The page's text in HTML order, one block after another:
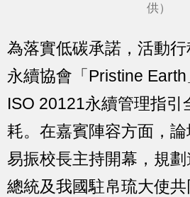
供）
為落實低碳承諾，活動
永續協會「Pristine
ISO 20121永續管理指引
耗。在嘉賓陣容方面，
易振校長主持開幕，規
總統及我國駐帛琉大使